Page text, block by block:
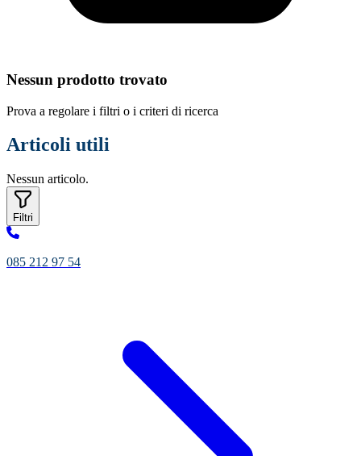
Nessun prodotto trovato
Prova a regolare i filtri o i criteri di ricerca
Articoli utili
Nessun articolo.
Filtri
085 212 97 54